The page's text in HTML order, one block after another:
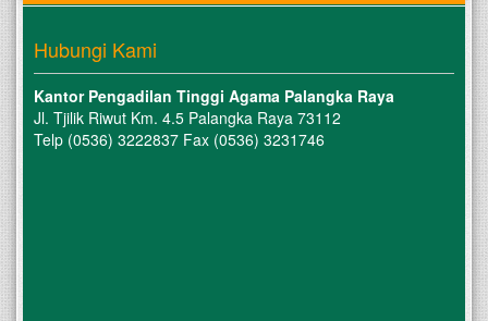
Hubungi Kami
Kantor Pengadilan Tinggi Agama Palangka Raya
Jl. Tjilik Riwut Km. 4.5 Palangka Raya 73112
Telp (0536) 3222837 Fax (0536) 3231746